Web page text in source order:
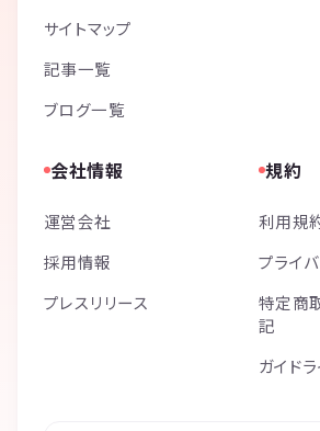
サイトマップ
記事一覧
ブログ一覧
会社情報
運営会社
採用情報
プレスリリース
規約
利用規
プライ
特定商
記
ガイド